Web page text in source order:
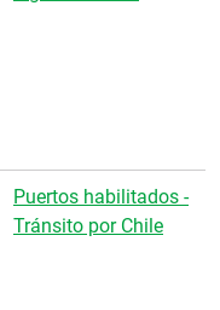
Puertos habilitados -
Tránsito por Chile